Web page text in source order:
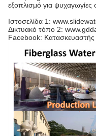
εξοπλισμό για ψυχαγωγίες
Ιστοσελίδα 1:
Δικτυακό τόπο 2:
Facebook: